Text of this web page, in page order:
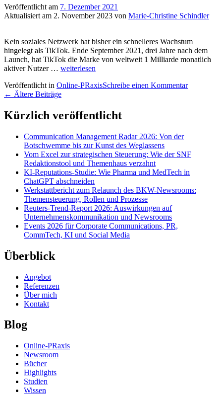
Veröffentlicht am 7. Dezember 2021
Aktualisiert am 2. November 2023 von Marie-Christine Schindler
Kein soziales Netzwerk hat bisher ein schnelleres Wachstum
hingelegt als TikTok. Ende September 2021, drei Jahre nach dem
Launch, hat TikTok die Marke von weltweit 1 Milliarde monatlich
aktiver Nutzer … TikTok,
da?
Einblick
Ziele,
Erfahrungen
Erfolge
von
Schweizer
Unternehmen
weiterlesen
Veröffentlicht in Online-PRaxisSchreibe einen Kommentar
Beitrags-
Navigation
← Ältere Beiträge
Kürzlich veröffentlicht
Communication Management Radar 2026: Von der
Botschwemme bis zur Kunst des Weglassens
Vom Excel zur strategischen Steuerung: Wie der SNF
Redaktionstool und Themenhaus verzahnt
KI-Reputations-Studie: Wie Pharma und MedTech in
ChatGPT abschneiden
Werkstattbericht zum Relaunch des BKW-Newsrooms:
Themensteuerung, Rollen und Prozesse
Reuters-Trend-Report 2026: Auswirkungen auf
Unternehmenskommunikation und Newsrooms
Events 2026 für Corporate Communications, PR,
CommTech, KI und Social Media
Überblick
Angebot
Referenzen
Über mich
Kontakt
Blog
Online-PRaxis
Newsroom
Bücher
Highlights
Studien
Wissen